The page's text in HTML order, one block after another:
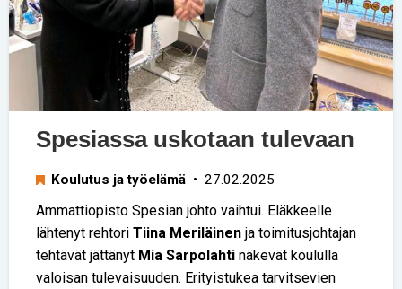
Spesiassa uskotaan tulevaan
Koulutus ja työelämä • 27.02.2025
Ammattiopisto Spesian johto vaihtui. Eläkkeelle
lähtenyt rehtori Tiina Meriläinen ja toimitusjohtajan
tehtävät jättänyt Mia Sarpolahti näkevät koululla
valoisan tulevaisuuden. Erityistukea tarvitsevien